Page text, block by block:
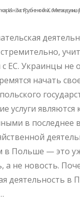
За Рубежом,
Иностранной Компании,
с ЕС. Украинцы не
начать
услуги являются
в последнее
в Польше — это
а не новость.
деятельность в